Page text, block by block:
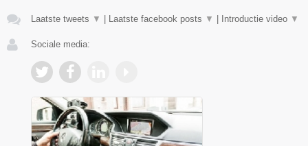
Laatste tweets ▼ Laatste facebook posts ▼ Introductie video ▼
Sociale media: